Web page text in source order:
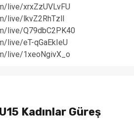
live/xrxZzUVLvFU
live/lkvZ2RhTzlI
live/Q79dbC2PK40
live/eT-qGaEkIeU
live/1xeoNgivX_o
Kadınlar Güreş